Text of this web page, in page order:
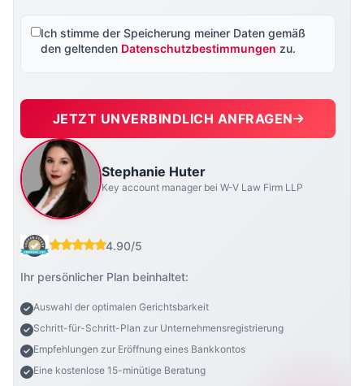
Ich stimme der Speicherung meiner Daten gemäß
den geltenden Datenschutzbestimmungen zu.
JETZT UNVERBINDLICH ANFRAGEN
Stephanie Huter
Key account manager bei W-V Law Firm LLP
4.90/5
Ihr persönlicher Plan beinhaltet:
Auswahl der optimalen Gerichtsbarkeit
Schritt-für-Schritt-Plan zur Unternehmensregistrierung
Empfehlungen zur Eröffnung eines Bankkontos
Eine kostenlose 15-minütige Beratung